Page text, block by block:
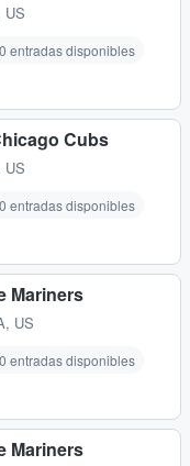
US
entradas disponibles
Cubs
US
entradas disponibles
Mariners
US
entradas disponibles
Mariners